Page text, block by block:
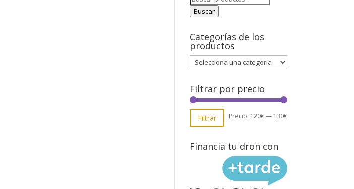
por:
Buscar
Categorías de los
productos
Filtrar por precio
Precio
Precio
Filtrar Precio: 120€— 130€
Financia tu dron con